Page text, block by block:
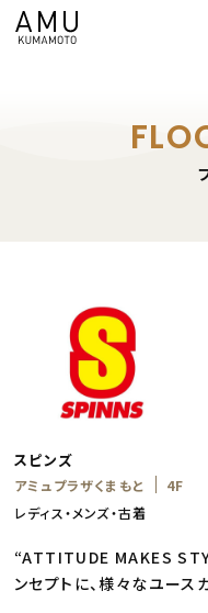
スピンズ
アミュプラザくまもと
4F
レディス・メンズ・古着
“ATTITUDE MAKES
ンセプトに、様々なユース